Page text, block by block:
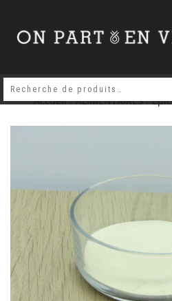
Accueil/ALIMENTAIRES/